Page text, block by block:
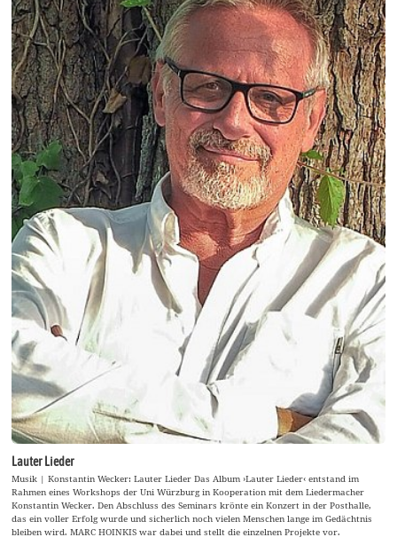
Lauter Lieder
Musik | Konstantin Wecker: Lauter Lieder Das Album ›Lauter Lieder‹ entstand im
Rahmen eines Workshops der Uni Würzburg in Kooperation mit dem Liedermacher
Konstantin Wecker. Den Abschluss des Seminars krönte ein Konzert in der Posthalle,
das ein voller Erfolg wurde und sicherlich noch vielen Menschen lange im Gedächtnis
bleiben wird. MARC HOINKIS war dabei und stellt die einzelnen Projekte vor.